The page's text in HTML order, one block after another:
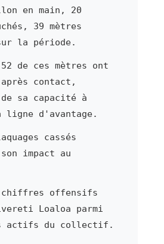
en main, 20
39 mètres
la période.
52 de ces mètres ont
contact,
de sa capacité à
d'avantage.
cassés
impact au
offensifs
Loaloa parmi
actifs du collectif.